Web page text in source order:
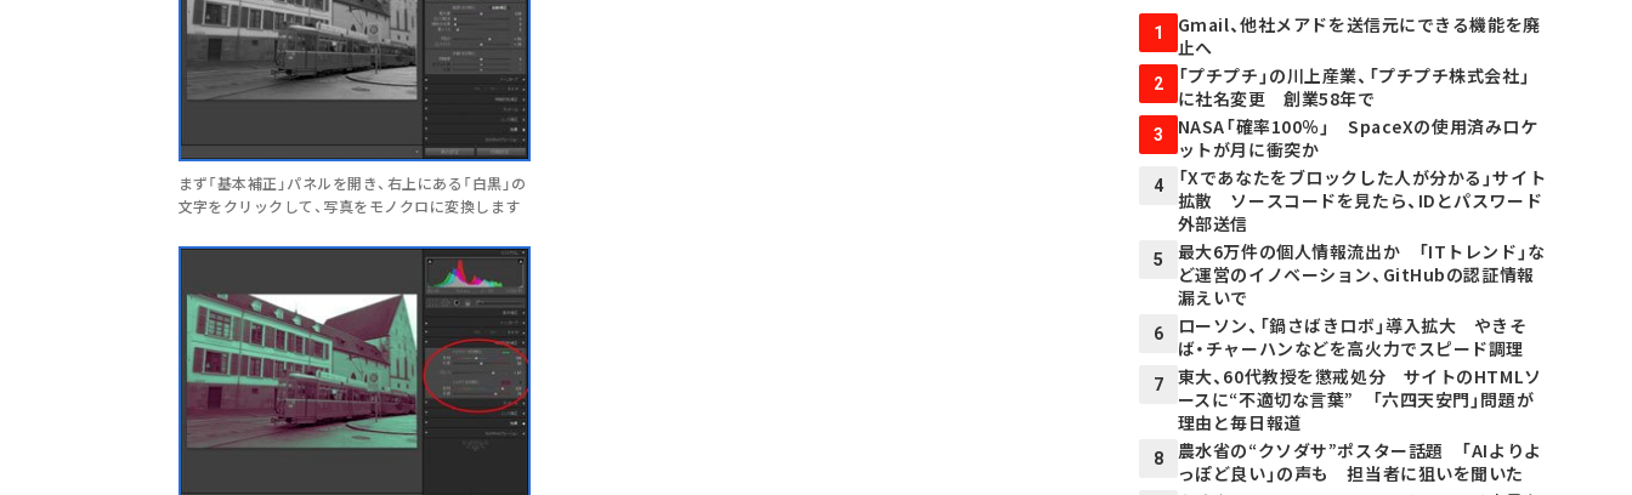
まず「基本補正」パネルを開き、右上にある「白黒」の
文字をクリックして、写真をモノクロに変換します
1
Gmail、他社メアドを送信元にできる機能を廃
止へ
2
「プチプチ」の川上産業、「プチプチ株式会社」
に社名変更 創業58年で
3
NASA「確率100％」 SpaceXの使用済みロケ
ットが月に衝突か
4
「Xであなたをブロックした人が分かる」サイト
拡散 ソースコードを見たら、IDとパスワード
外部送信
5
最大6万件の個人情報流出か 「ITトレンド」な
ど運営のイノベーション、GitHubの認証情報
漏えいで
6
ローソン、「鍋さばきロボ」導入拡大 やきそ
ば・チャーハンなどを高火力でスピード調理
7
東大、60代教授を懲戒処分 サイトのHTMLソ
ースに“不適切な言葉” 「六四天安門」問題が
理由と毎日報道
8
農水省の“クソダサ”ポスター話題 「AIよりよ
っぽど良い」の声も 担当者に狙いを聞いた